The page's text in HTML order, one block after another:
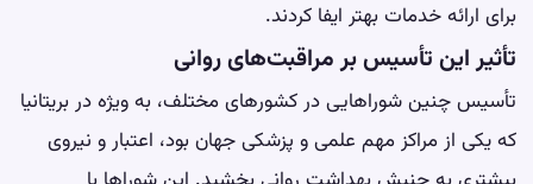
برای ارائه خدمات بهتر ایفا کردند.
تأثیر این تأسیس بر مراقبت‌های روانی
تأسیس چنین شوراهایی در کشورهای مختلف، به ویژه در بریتانیا
که یکی از مراکز مهم علمی و پزشکی جهان بود، اعتبار و نیروی